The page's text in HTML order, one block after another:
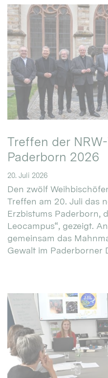
Treffen der
Paderborn 2026
20. Juli 2026
Den zwölf
Treffen am 20. Juli das
Erzbistums Paderborn,
Leocampus“, gezeigt.
gemeinsam das
Gewalt im Paderborner